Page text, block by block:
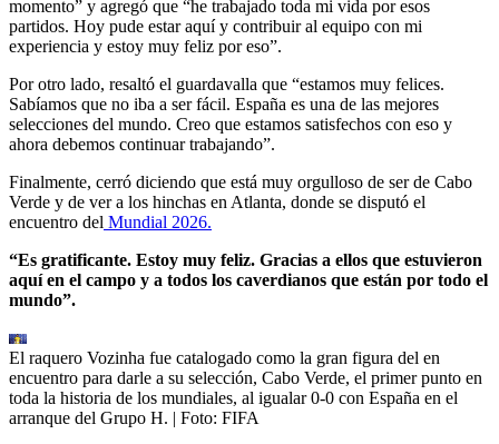
momento” y agregó que “he trabajado toda mi vida por esos
partidos. Hoy pude estar aquí y contribuir al equipo con mi
experiencia y estoy muy feliz por eso”.
Por otro lado, resaltó el guardavalla que “estamos muy felices.
Sabíamos que no iba a ser fácil. España es una de las mejores
selecciones del mundo. Creo que estamos satisfechos con eso y
ahora debemos continuar trabajando”.
Finalmente, cerró diciendo que está muy orgulloso de ser de Cabo
Verde y de ver a los hinchas en Atlanta, donde se disputó el
encuentro del Mundial 2026.
“Es gratificante. Estoy muy feliz. Gracias a ellos que estuvieron
aquí en el campo y a todos los caverdianos que están por todo el
mundo”.
El raquero Vozinha fue catalogado como la gran figura del en
encuentro para darle a su selección, Cabo Verde, el primer punto en
toda la historia de los mundiales, al igualar 0-0 con España en el
arranque del Grupo H. | Foto: FIFA